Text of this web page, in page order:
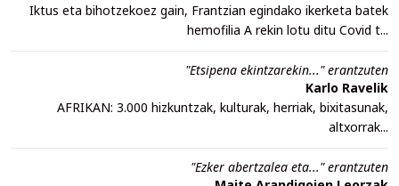
Iktus eta bihotzekoez gain, Frantzian egindako ikerketa batek
hemofilia A rekin lotu ditu Covid t...
"Etsipena ekintzarekin..." erantzuten
Karlo Ravelik
AFRIKAN: 3.000 hizkuntzak, kulturak, herriak, bixitasunak,
altxorrak...
"Ezker abertzalea eta..." erantzuten